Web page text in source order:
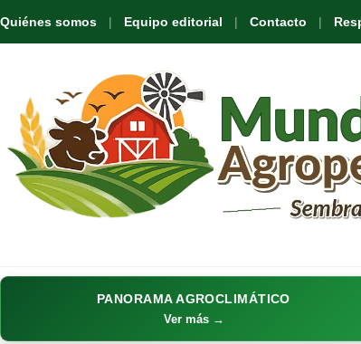
Quiénes somos Equipo editorial Contacto
PANORAMA AGROCLIMÁTICO
Ver más →